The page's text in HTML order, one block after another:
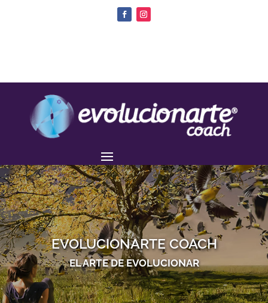
EVOLUCIONARTE COACH
EL ARTE DE EVOLUCIONAR